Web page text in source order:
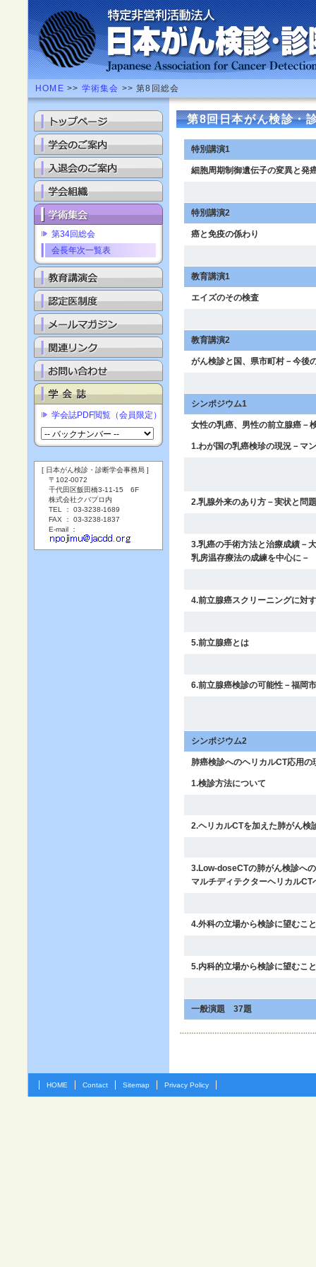
HOME >> 学術集会 >> 第8回総会
第34回総会
会長年次一覧表
学会誌PDF閲覧（会員限定）
[ 日本がん検診・診断学会事務局 ]
〒102-0072
千代田区飯田橋3-11-15 6F
株式会社クバプロ内
TEL ： 03-3238-1689
FAX ： 03-3238-1837
E-mail ：
第8回日本がん検診・
特別講演1
細胞周期制御遺伝子の変異と発
特別講演2
癌と免疫の係わり
教育講演1
エイズのその検査
教育講演2
がん検診と国、県市町村－今後
シンポジウム1
女性の乳癌、男性の前立腺癌－
1.わが国の乳癌検珍の現況－マ
2.乳腺外来のあり方－実状と問
3.乳癌の手術方法と治療成績－
乳房温存療法の成練を中心に－
4.前立腺癌スクリーニングに対
5.前立腺癌とは
6.前立腺癌検診の可能性－福岡
シンポジウム2
肺癌検診へのヘリカルCT応用の
1.検診方法について
2.ヘリカルCTを加えた肺がん検
3.Low-doseCTの肺がん検診へ
マルチディテクターヘリカルCT
4.外科の立場から検診に望むこ
5.内科的立場から検診に望むこと
一般演題 37題
HOME Contact Sitemap Privacy Policy